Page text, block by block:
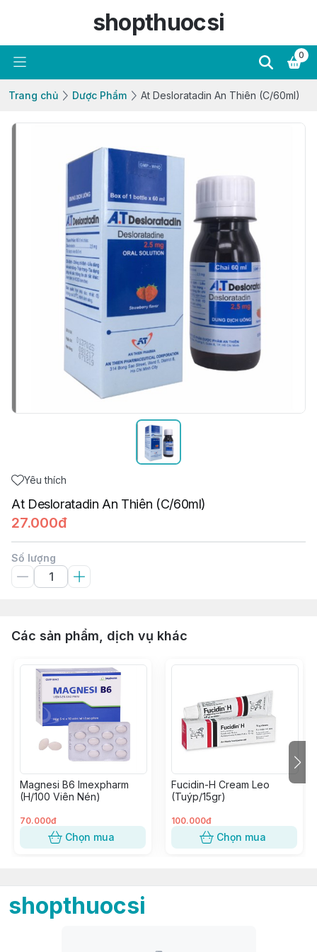
shopthuocsi
0
Trang chủ Dược Phẩm At Desloratadin An Thiên (C/60ml)
Yêu thích
At Desloratadin An Thiên (C/60ml)
27.000đ
Số lượng
Các sản phẩm, dịch vụ khác
Magnesi B6 Imexpharm
(H/100 Viên Nén)
70.000đ
Chọn mua
Fucidin-H Cream Leo
(Tuýp/15gr)
100.000đ
Chọn mua
shopthuocsi